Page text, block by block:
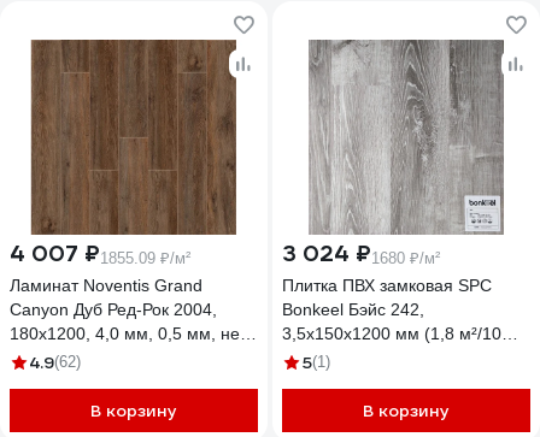
4 007 ₽1855.09 ₽/м²
Ламинат Noventis Grand
Сanyon Дуб Ред-Рок 2004,
180x1200, 4,0 мм, 0,5 мм, не в
регистр, 2,16 м, 10 шт.
4.9(62)
В корзину
3 024 ₽1680 ₽/м²
Плитка ПВХ замковая SPC
Bonkeel Бэйс 242,
3,5x150x1200 мм (1,8 м²/10
шт) 644663
5(1)
В корзину